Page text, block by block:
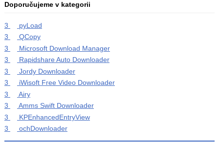
Doporučujeme v kategorii
3
pyLoad
3
QCopy
3
Microsoft Download Manager
3
Rapidshare Auto Downloader
3
Jordy Downloader
3
iWisoft Free Video Downloader
3
Airy
3
Amms Swift Downloader
3
KPEnhancedEntryView
3
ochDownloader